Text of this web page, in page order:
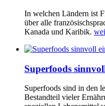
In welchen Ländern ist
über alle
Kanada und Karibik.
Superfoods
Superfoods sind in den
Bestandteil vieler